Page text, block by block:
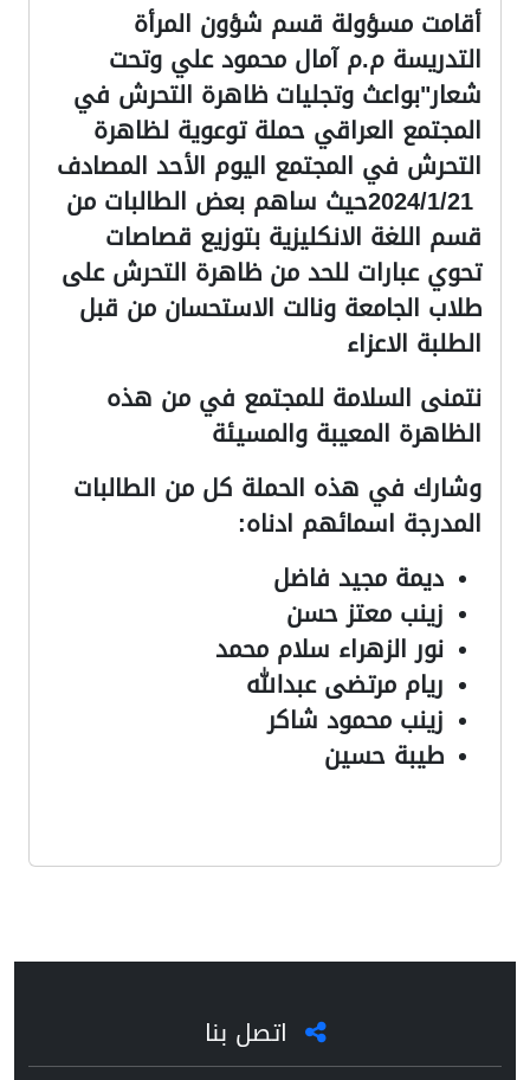
أقامت مسؤولة قسم شؤون المرأة
التدريسة م.م آمال محمود علي وتحت
شعار"بواعث وتجليات ظاهرة التحرش في
المجتمع العراقي حملة توعوية لظاهرة
التحرش في المجتمع اليوم الأحد المصادف
2024/1/21حيث ساهم بعض الطالبات من
قسم اللغة الانكليزية بتوزيع قصاصات
تحوي عبارات للحد من ظاهرة التحرش على
طلاب الجامعة ونالت الاستحسان من قبل
الطلبة الاعزاء
نتمنى السلامة للمجتمع في من هذه
الظاهرة المعيبة والمسيئة
وشارك في هذه الحملة كل من الطالبات
المدرجة اسمائهم ادناه:
ديمة مجيد فاضل
زينب معتز حسن
نور الزهراء سلام محمد
ريام مرتضى عبدالله
زينب محمود شاكر
طيبة حسين
اتصل بنا